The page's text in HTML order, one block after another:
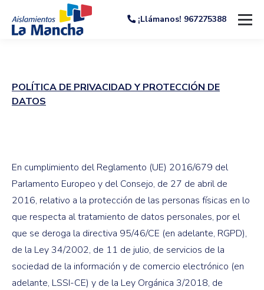
¡Llámanos! 967275388
POLÍTICA DE PRIVACIDAD Y PROTECCIÓN DE
DATOS
En cumplimiento del Reglamento (UE) 2016/679 del
Parlamento Europeo y del Consejo, de 27 de abril de
2016, relativo a la protección de las personas físicas en lo
que respecta al tratamiento de datos personales, por el
que se deroga la directiva 95/46/CE (en adelante, RGPD),
de la Ley 34/2002, de 11 de julio, de servicios de la
sociedad de la información y de comercio electrónico (en
adelante, LSSI-CE) y de la Ley Orgánica 3/2018, de